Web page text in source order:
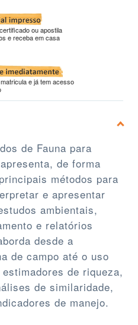
ou apostila
e receba em casa
e já tem acesso
de Fauna para
de forma
métodos para
e apresentar
ambientais,
e relatórios
desde a
de campo até o uso
de riqueza,
de similaridade,
de manejo.